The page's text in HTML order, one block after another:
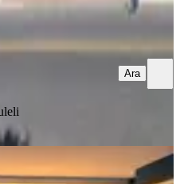
Ara
Möbleli Asansörlü Daire